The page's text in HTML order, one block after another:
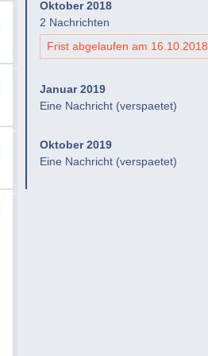
Oktober 2018
2 Nachrichten
Frist abgelaufen am 16.10.2018
Januar 2019
Eine Nachricht (verspaetet)
Oktober 2019
Eine Nachricht (verspaetet)